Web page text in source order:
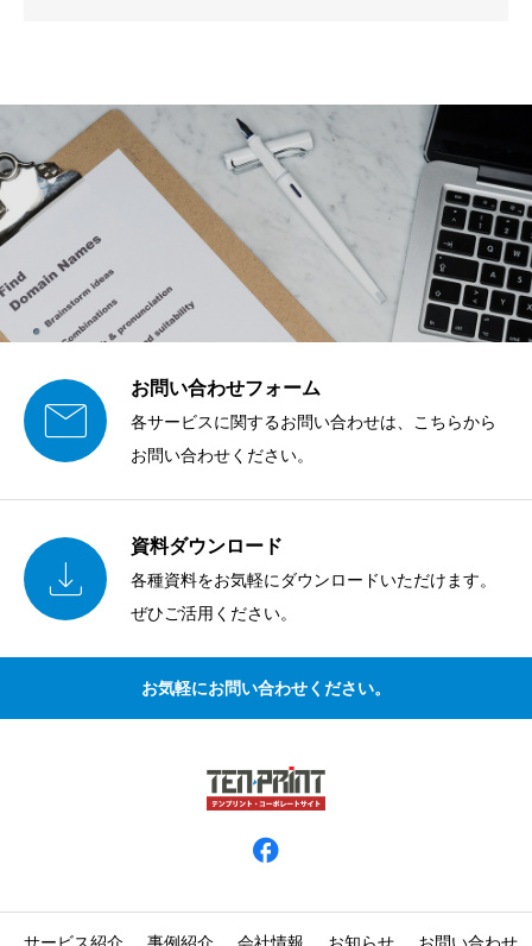
 お問い合わせフォーム
各サービスに関するお問い合わせは、こちらから
お問い合わせください。
 資料ダウンロード
各種資料をお気軽にダウンロードいただけます。
ぜひご活用ください。
お気軽にお問い合わせください。